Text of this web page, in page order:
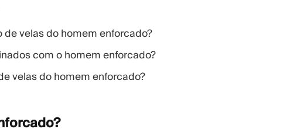
de velas do homem enforcado?
com o homem enforcado?
velas do homem enforcado?